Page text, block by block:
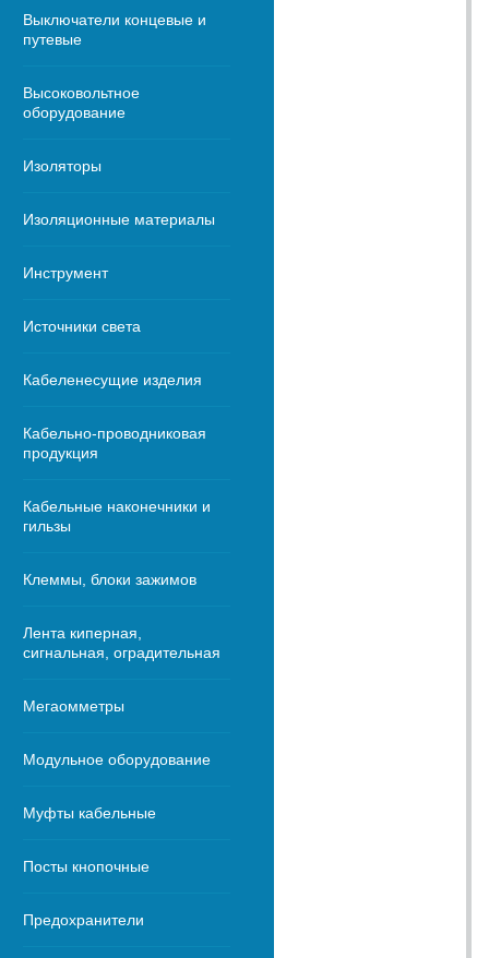
Выключатели концевые и
путевые
Высоковольтное
оборудование
Изоляторы
Изоляционные материалы
Инструмент
Источники света
Кабеленесущие изделия
Кабельно-проводниковая
продукция
Кабельные наконечники и
гильзы
Клеммы, блоки зажимов
Лента киперная,
сигнальная, оградительная
Мегаомметры
Модульное оборудование
Муфты кабельные
Посты кнопочные
Предохранители